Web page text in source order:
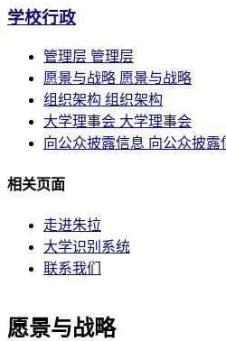
学校行政
管理层 管理层
愿景与战略 愿景与战略
组织架构 组织架构
大学理事会 大学理事会
向公众披露信息 向公众披露
相关页面
走进朱拉
大学识别系统
联系我们
愿景与战略